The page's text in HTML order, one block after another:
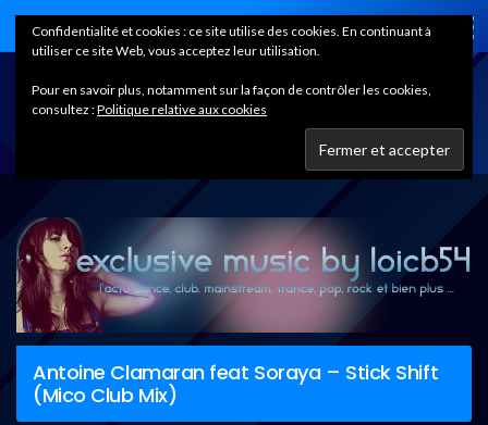
Home
Antoine Clamaran feat Soraya – Stick Shift
(Mico Club Mix)
Confidentialité et cookies : ce site utilise des cookies. En continuant à
utiliser ce site Web, vous acceptez leur utilisation.
Pour en savoir plus, notamment sur la façon de contrôler les cookies,
consultez :Politique relative aux cookies